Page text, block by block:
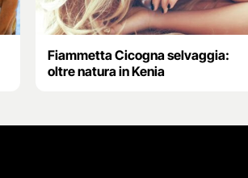
Fiammetta Cicogna selvaggia:
oltre natura in Kenia